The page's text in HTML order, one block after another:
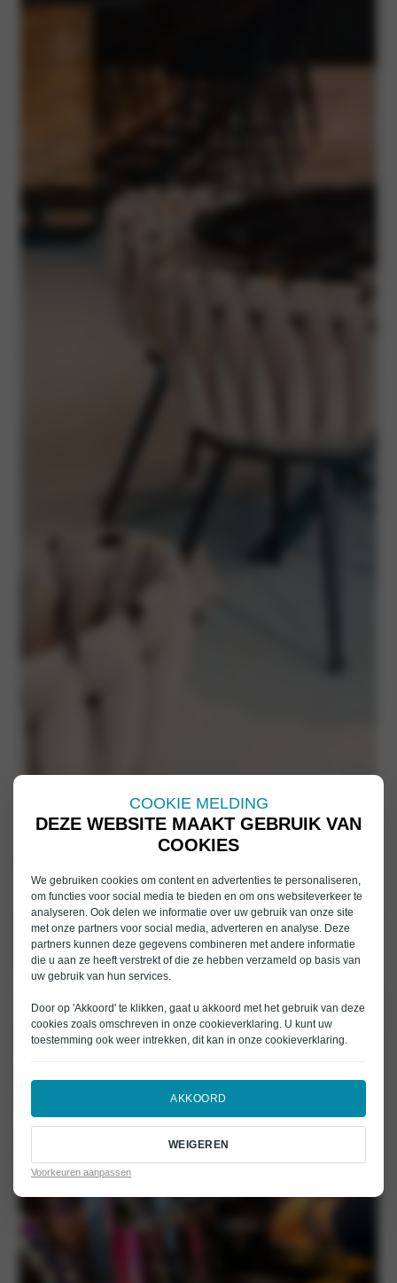
COOKIE MELDING
DEZE WEBSITE MAAKT GEBRUIK VAN
COOKIES
We gebruiken cookies om content en advertenties te personaliseren,
om functies voor social media te bieden en om ons websiteverkeer te
analyseren. Ook delen we informatie over uw gebruik van onze site
met onze partners voor social media, adverteren en analyse. Deze
partners kunnen deze gegevens combineren met andere informatie
die u aan ze heeft verstrekt of die ze hebben verzameld op basis van
uw gebruik van hun services.
Door op 'Akkoord' te klikken, gaat u akkoord met het gebruik van deze
cookies zoals omschreven in onze cookieverklaring . U kunt uw
toestemming ook weer intrekken, dit kan in onze cookieverklaring
AKKOORD
WEIGEREN
Voorkeuren aanpassen
Terwijl jouw auto in onze Machine Room staat, heb jij verschillende
mogelijkheden. Blijf je wachten in onze lobby of aan de bar? Dan voorzien
we je van heerlijke koffie/thee terwijl je (door)werkt. Stap je liever op een
gratis leenfiets? Mag ook. Geef je de voorkeur aan een vervangende
auto? Dat regelen we vanaf €45 per dag.
PLAN WERKPLAATSAFPSRAAK